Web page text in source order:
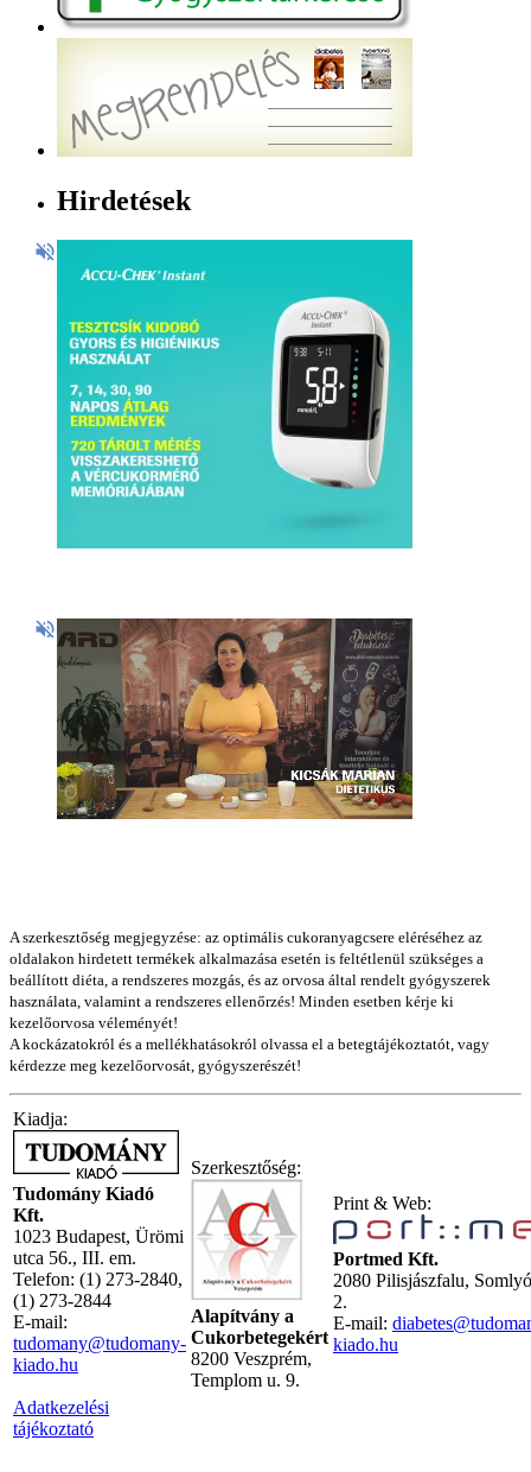
Hirdetések
A szerkesztőség megjegyzése: az optimális cukoranyagcsere eléréséhez az
oldalakon hirdetett termékek alkalmazása esetén is feltétlenül szükséges a
beállított diéta, a rendszeres mozgás, és az orvosa által rendelt gyógyszerek
használata, valamint a rendszeres ellenőrzés! Minden esetben kérje ki
kezelőorvosa véleményét!
A kockázatokról és a mellékhatásokról olvassa el a betegtájékoztatót, vagy
kérdezze meg kezelőorvosát, gyógyszerészét!
Kiadja:
Tudomány Kiadó
Kft.
1023 Budapest, Ürömi
utca 56., III. em.
Telefon: (1) 273-2840,
(1) 273-2844
E-mail:
tudomany@tudomany-
kiado.hu
Adatkezelési
tájékoztató
Szerkesztőség:
Alapítvány a
Cukorbetegekért
8200 Veszprém,
Templom u. 9.
Print & Web:
Portmed Kft.
2080 Pilisjászfalu,
2.
E-mail:
kiado.hu